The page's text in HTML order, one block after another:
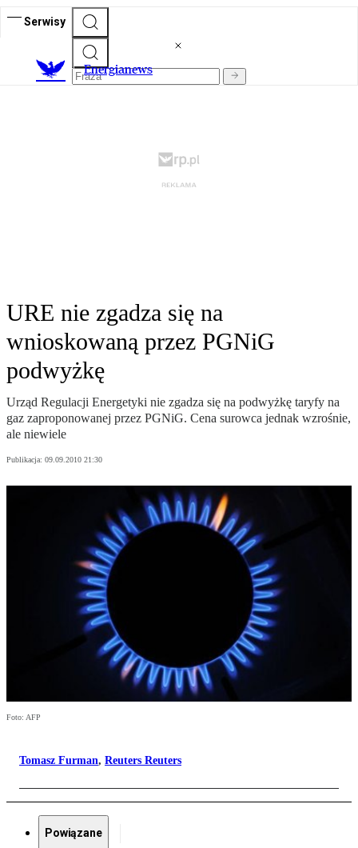
Serwisy
Energianews
URE nie zgadza się na
wnioskowaną przez PGNiG
podwyżkę
Urząd Regulacji Energetyki nie zgadza się na podwyżkę taryfy na
gaz zaproponowanej przez PGNiG. Cena surowca jednak wzrośnie,
ale niewiele
Publikacja: 09.09.2010 21:30
Foto: AFP
Tomasz Furman, Reuters Reuters
Powiązane